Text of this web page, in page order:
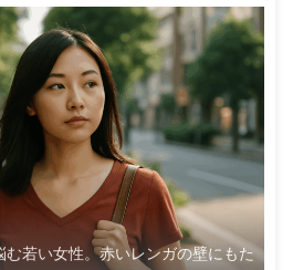
む若い女性。赤いレンガの壁にもた